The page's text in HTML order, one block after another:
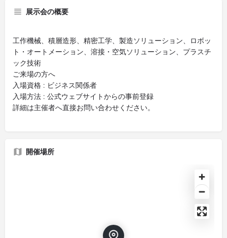
展示会の概要
工作機械、積層造形、精密工学、製造ソリューション、ロボッ
ト・オートメーション、溶接・空気ソリューション、プラスチ
ック技術
ご来場の方へ
入場資格 : ビジネス関係者
入場方法 : 公式ウェブサイトからの事前登録
詳細は主催者へ直接お問い合わせください。
開催場所